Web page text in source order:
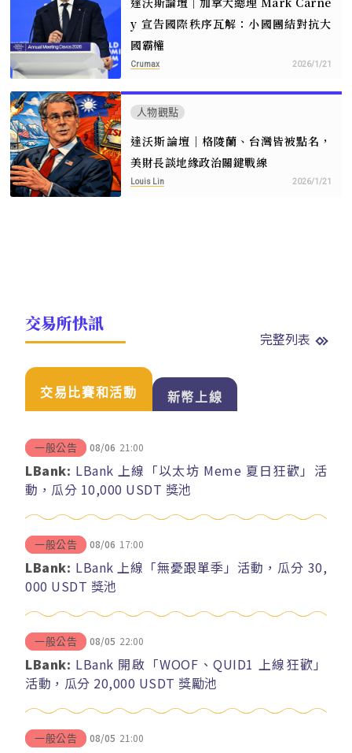
y 宣告國際秩序瓦解：小國團結對抗大
國霸權
Crumax 2026/1/21
人物觀點
達沃斯論壇｜格陵蘭、台灣皆被點名，
美財長談地緣政治關鍵戰線
Louis Lin 2026/1/21
交易所快訊
完整列表
交易比賽和活動 新幣上線
一般公告 08/06 21:00
LBank: LBank 上線「以太坊 Meme 夏日狂歡」活
動，瓜分 10,000 USDT 獎池
一般公告 08/06 17:00
LBank: LBank 上線「無憂跟單季」活動，瓜分 30,
000 USDT 獎池
一般公告 08/05 22:00
LBank: LBank 開啟「WOOF、QUID1 上線狂歡」
活動，瓜分 20,000 USDT 獎勵池
一般公告 08/05 21:00